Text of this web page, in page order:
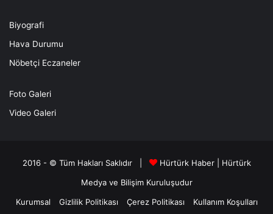
Biyografi
Hava Durumu
Nöbetçi Eczaneler
Foto Galeri
Video Galeri
2016 - © Tüm Hakları Saklıdır | Hürtürk Haber
Hürtürk
Medya ve BilişimKuruluşudur
Kurumsal
Gizlilik Politikası Çerez Politikası Kullanım Koşulları